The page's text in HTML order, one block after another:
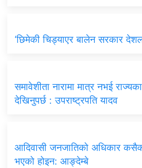
‘छिमेकी चिड्याएर बालेन सरकार
समावेशीता नारामा मात्र नभई
देखिनुपर्छ : उपराष्ट्रपति यादव
आदिवासी जनजातिको अधिकार कसैको
भएको होइन: आङ्देम्बे